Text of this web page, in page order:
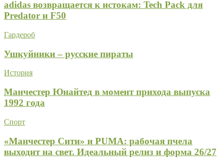
adidas возвращается к истокам: Tech Pack для
Predator и F50
Гардероб
Ушкуйники – русские пираты
История
Манчестер Юнайтед в момент прихода выпуска
1992 года
Спорт
«Манчестер Сити» и PUMA: рабочая пчела
выходит на свет. Идеальный релиз и форма 26/27